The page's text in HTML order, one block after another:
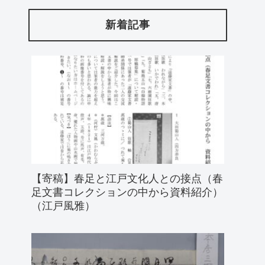
新着記事
【寄稿】春足と江戸文化人との接点（春
足文書コレクションの中から資料紹介）
（江戸風雅）